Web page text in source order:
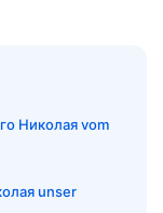
Николая vom
unser